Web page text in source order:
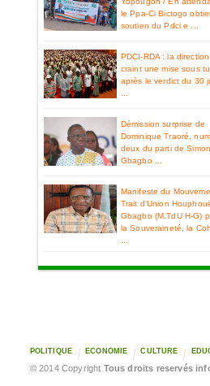
le Ppa-Ci Bictogo
soutien du Pdci e ...
PDCI-RDA : la direction
craint une mise sous
après le verdict du 30
Démission surprise de
Dominique Traoré,
deux du parti de
Gbagbo ...
Manifeste du
Trait d'Union
Gbagbo (M.TdU H-G)
la Souveraineté, la
POLITIQUE ECONOMIE CULTURE
© 2014 Copyright Tous droits reservés